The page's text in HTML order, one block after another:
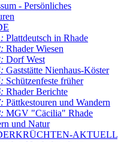
- Persönliches
Plattdeutsch in Rhade
Rhader Wiesen
Dorf West
Gaststätte Nienhaus-Köster
Schützenfeste früher
Rhader Berichte
Pättkestouren und Wandern
MGV "Cäcilia" Rhade
und Natur
AKTUELL